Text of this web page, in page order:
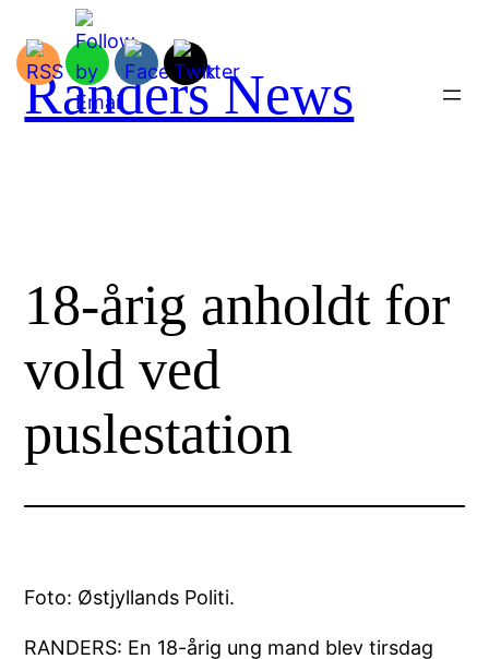
indhold
Randers News
18-årig anholdt for
vold ved
puslestation
Foto: Østjyllands Politi.
RANDERS: En 18-årig ung mand blev tirsdag